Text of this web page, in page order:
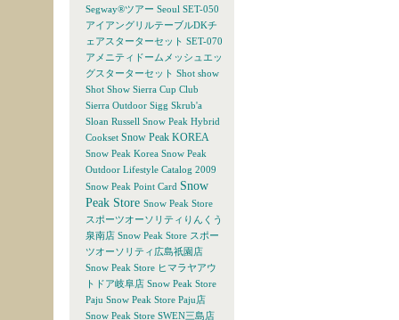
Segway®ツアー Seoul SET-050
アイアングリルテーブルDKチ
ェアスターターセット SET-070
アメニティドームメッシュエッ
グスターターセット Shot show
Shot Show Sierra Cup Club
Sierra Outdoor Sigg Skrub'a
Sloan Russell Snow Peak Hybrid
Cookset Snow Peak KOREA
Snow Peak Korea Snow Peak
Outdoor Lifestyle Catalog 2009
Snow Peak Point Card Snow
Peak Store Snow Peak Store
スポーツオーソリティりんくう
泉南店 Snow Peak Store スポー
ツオーソリティ広島祇園店
Snow Peak Store ヒマラヤアウ
トドア岐阜店 Snow Peak Store
Paju Snow Peak Store Paju店
Snow Peak Store SWEN三島店